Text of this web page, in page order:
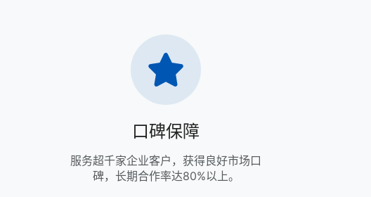
口碑保障
服务超千家企业客户，获得良好市场口
碑，长期合作率达80%以上。